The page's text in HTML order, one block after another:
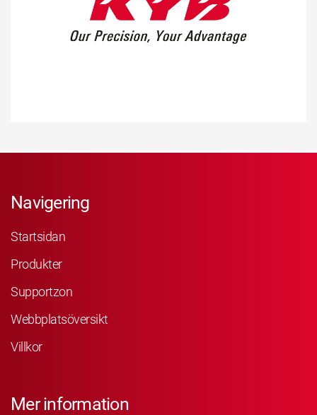
Navigering
Startsidan
Produkter
Supportzon
Webbplatsöversikt
Villkor
Mer information